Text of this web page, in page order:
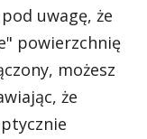
uwagę, że
powierzchnię
możesz
że